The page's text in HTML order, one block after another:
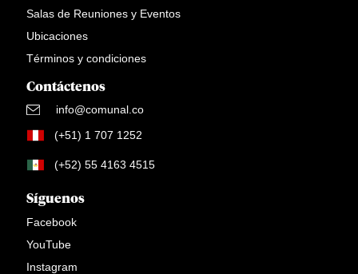
Salas de Reuniones y Eventos
Ubicaciones
Términos y condiciones
Contáctenos
info@comunal.co
(+51) 1 707 1252
(+52) 55 4163 4515
Síguenos
Facebook
YouTube
Instagram